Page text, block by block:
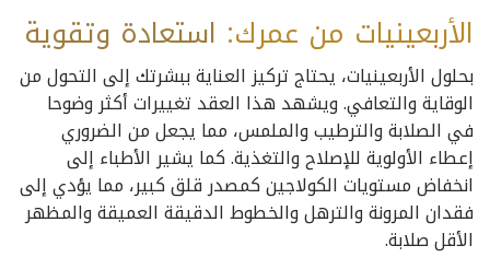
الأربعينيات من عمرك: استعادة وتقوية
بحلول الأربعينيات، يحتاج تركيز العناية ببشرتك إلى التحول من
الوقاية والتعافي. ويشهد هذا العقد تغييرات أكثر وضوحا
في الصلابة والترطيب والملمس، مما يجعل من الضروري
إعطاء الأولوية للإصلاح والتغذية. كما يشير الأطباء إلى
انخفاض مستويات الكولاجين كمصدر قلق كبير، مما يؤدي إلى
فقدان المرونة والترهل والخطوط الدقيقة العميقة والمظهر
الأقل صلابة.